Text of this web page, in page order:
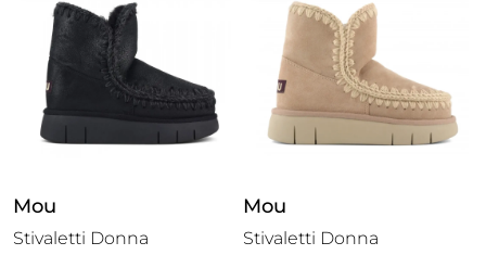
Mou
Stivaletti Donna
Mou
Stivaletti Donna